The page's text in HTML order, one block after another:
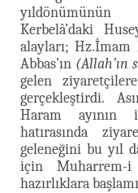
Kerbelâ’daki
alayları; Hz.İmam
Abbas’ın (Allah’ın
gelen
gerçekleştirdi.
Haram ayının
hatırasında
geleneğini bu yıl
için Muharrem-
hazırlıklara